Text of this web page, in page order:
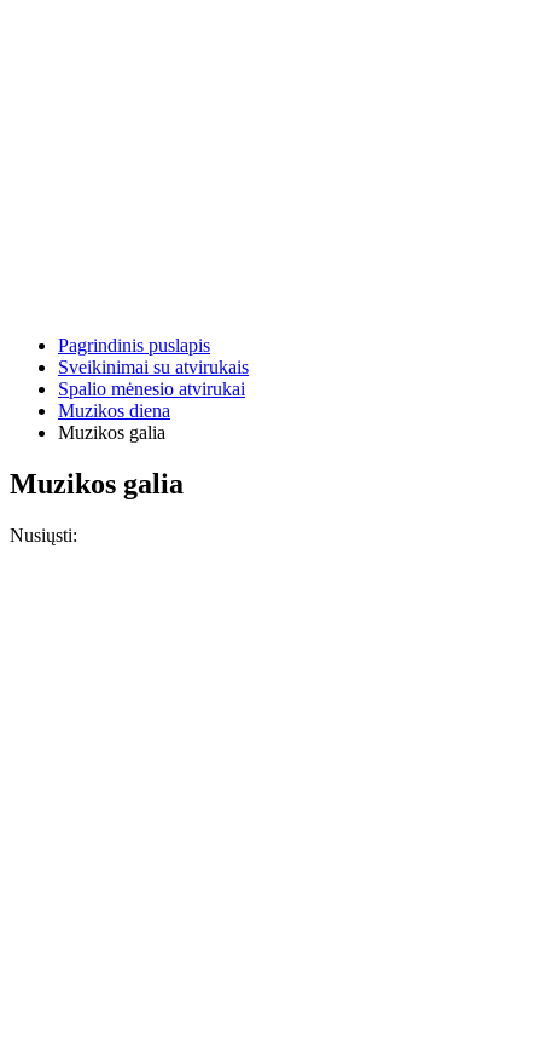
Pagrindinis puslapis
Sveikinimai su atvirukais
Spalio mėnesio atvirukai
Muzikos diena
Muzikos galia
Muzikos galia
Nusiųsti: